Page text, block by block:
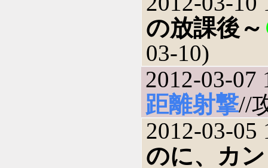
の放課後～
03-10)
2012-03-07
距離射撃//
2012-03-05
のに、カ